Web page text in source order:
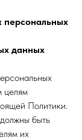
персональных
данных
целям
Политики.
быть
их